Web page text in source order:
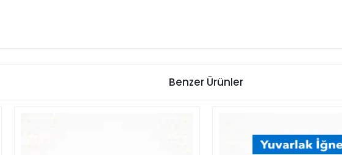
Benzer Ürünler